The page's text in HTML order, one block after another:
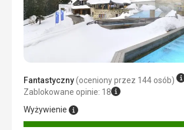
Fantastyczny(oceniony przez 144 osób)
Zablokowane opinie: 18
Wyżywienie